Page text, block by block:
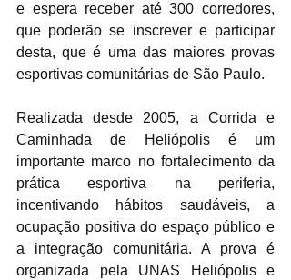
e espera receber até 300 corredores,
que poderão se inscrever e participar
desta, que é uma das maiores provas
esportivas comunitárias de São Paulo.
Realizada desde 2005, a Corrida e
Caminhada de Heliópolis é um
importante marco no fortalecimento da
prática esportiva na periferia,
incentivando hábitos saudáveis, a
ocupação positiva do espaço público e
a integração comunitária. A prova é
organizada pela UNAS Heliópolis e